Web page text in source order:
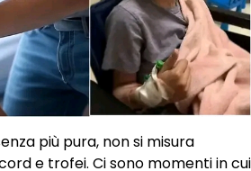
più pura, non si misura
e trofei. Ci sono momenti in cui